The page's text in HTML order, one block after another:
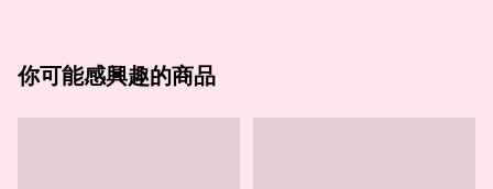
你可能感興趣的商品